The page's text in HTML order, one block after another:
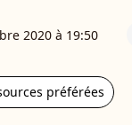
2020 à 19:50
préférées